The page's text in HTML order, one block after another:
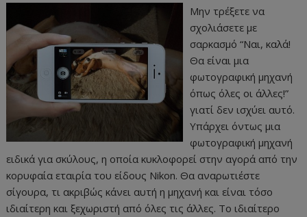
Μην τρέξετε να
σχολιάσετε με
σαρκασμό “Ναι, καλά!
Θα είναι μια
φωτογραφική μηχανή
όπως όλες οι άλλες!”
γιατί δεν ισχύει αυτό.
Υπάρχει όντως μια
φωτογραφική μηχανή
ειδικά για σκύλους, η οποία κυκλοφορεί στην αγορά από την
κορυφαία εταιρία του είδους Nikon. Θα αναρωτιέστε
σίγουρα, τι ακριβώς κάνει αυτή η μηχανή και είναι τόσο
ιδιαίτερη και ξεχωριστή από όλες τις άλλες. Το ιδιαίτερο